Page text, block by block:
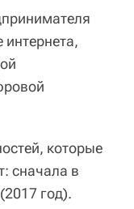
которые
сначала в
год).